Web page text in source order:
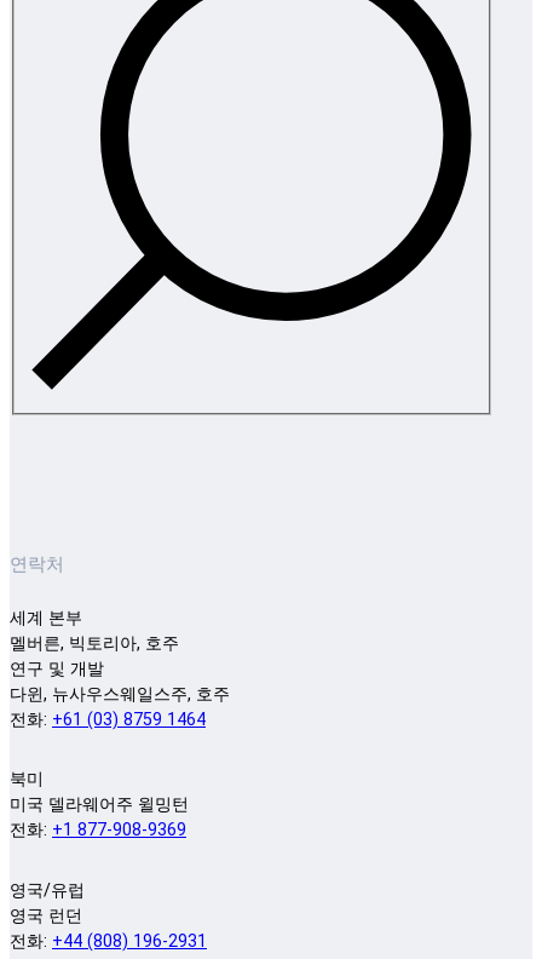
연락처
세계 본부
멜버른, 빅토리아, 호주
연구 및 개발
다윈, 뉴사우스웨일스주, 호주
전화: +61 (03) 8759 1464
북미
미국 델라웨어주 윌밍턴
전화: +1 877-908-9369
영국/유럽
영국 런던
전화: +44 (808) 196-2931